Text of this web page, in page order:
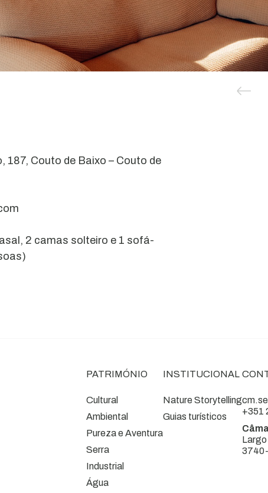
187, Couto de Baixo – Couto de
2 camas solteiro e 1 sofá-
PATRIMÓNIO
Cultural
Ambiental
Pureza e Aventura
Serra
Industrial
Água
INSTITUCIONAL
Nature Storytelling
Guias turísticos
+351
Largo